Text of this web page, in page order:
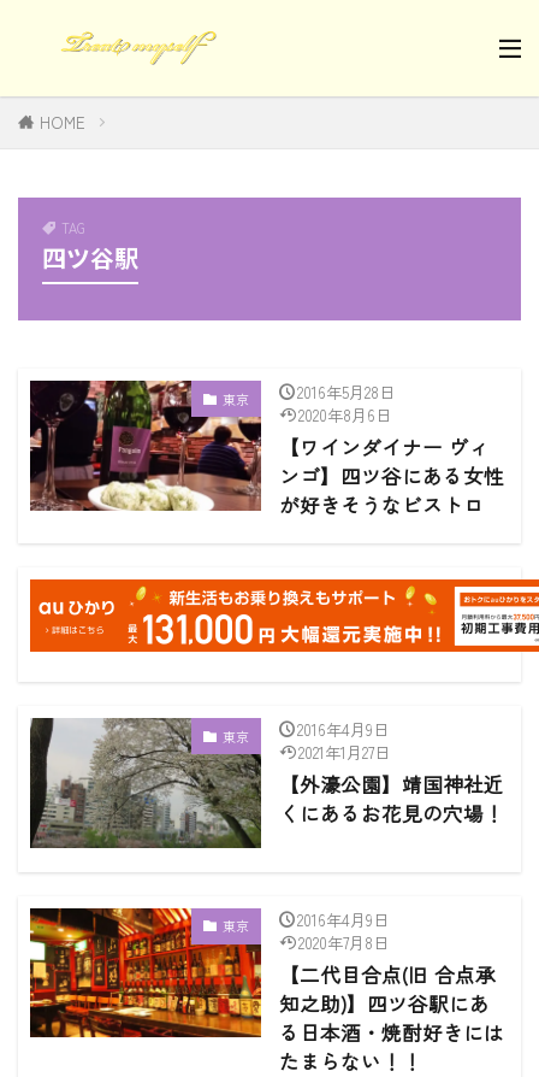
HOME
TAG
四ツ谷駅
東京
2016年5月28日
2020年8月6日
【ワインダイナー ヴィ
ンゴ】四ツ谷にある女性
が好きそうなビストロ
東京
2016年4月9日
2021年1月27日
【外濠公園】靖国神社近
くにあるお花見の穴場！
東京
2016年4月9日
2020年7月8日
【二代目合点(旧 合点承
知之助)】四ツ谷駅にあ
る日本酒・焼酎好きには
たまらない！！